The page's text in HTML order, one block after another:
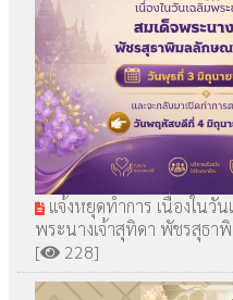
แจ้งหยุดทำการ เนื่องในวั
พระนางเจ้าสุทิดา พัชรสุธ
[
228]